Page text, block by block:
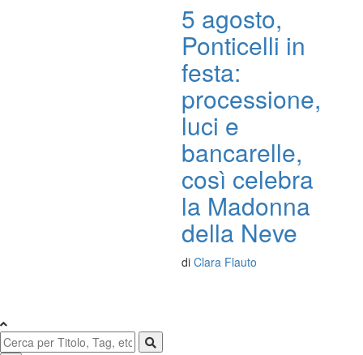
5 agosto,
Ponticelli in
festa:
processione,
luci e
bancarelle,
così celebra
la Madonna
della Neve
di Clara Flauto